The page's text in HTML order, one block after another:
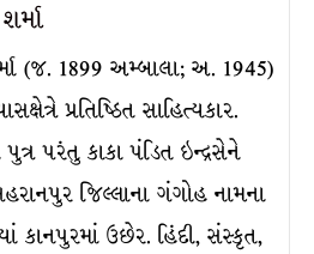
(જ. 1899 અમ્બાલા; અ. 1945)
પ્રતિષ્ઠિત સાહિત્યકાર.
પુત્ર પરંતુ કાકા પંડિત ઇન્દ્રસેને
જિલ્લાના ગંગોહ નામના
કાનપુરમાં ઉછેર. હિંદી, સંસ્કૃત,